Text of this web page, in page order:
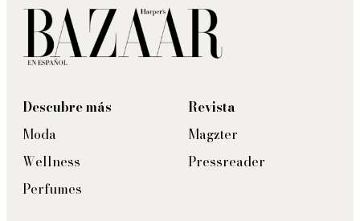
Descubre más
Moda
Wellness
Perfumes
Revista
Magzter
Pressreader